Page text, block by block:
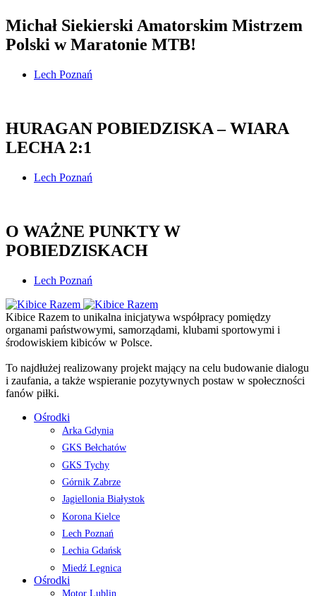
Michał Siekierski Amatorskim Mistrzem
Polski w Maratonie MTB!
Lech Poznań
HURAGAN POBIEDZISKA – WIARA
LECHA 2:1
Lech Poznań
O WAŻNE PUNKTY W
POBIEDZISKACH
Lech Poznań
Kibice Razem to unikalna inicjatywa współpracy pomiędzy
organami państwowymi, samorządami, klubami sportowymi i
środowiskiem kibiców w Polsce.
To najdłużej realizowany projekt mający na celu budowanie dialogu
i zaufania, a także wspieranie pozytywnych postaw w społeczności
fanów piłki.
Ośrodki
Arka Gdynia
GKS Bełchatów
GKS Tychy
Górnik Zabrze
Jagiellonia Białystok
Korona Kielce
Lech Poznań
Lechia Gdańsk
Miedź Legnica
Ośrodki
Motor Lublin